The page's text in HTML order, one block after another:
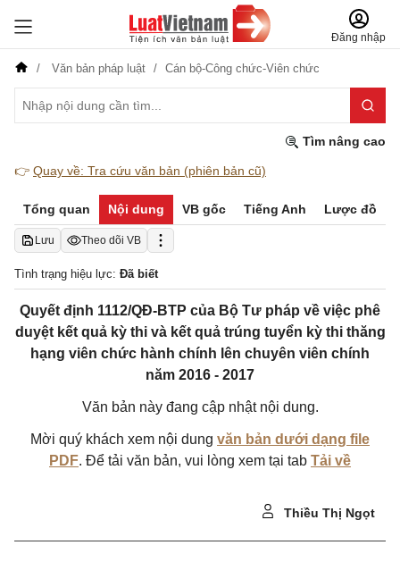
Đăng nhập
Văn bản pháp luật Cán bộ-Công chức-Viên chức
Tìm nâng cao
👉 Quay về: Tra cứu văn bản (phiên bản cũ)
Tổng quan Nội dung VB gốc Tiếng Anh Lược đồ
Lưu Theo dõi VB
Tình trạng hiệu lực: Đã biết
Quyết định 1112/QĐ-BTP của Bộ Tư pháp về việc phê
duyệt kết quả kỳ thi và kết quả trúng tuyển kỳ thi thăng
hạng viên chức hành chính lên chuyên viên chính
năm 2016 - 2017
Văn bản này đang cập nhật nội dung.
Mời quý khách xem nội dung văn bản dưới dạng file
PDF. Để tải văn bản, vui lòng xem tại tab Tải về
Thiều Thị Ngọt